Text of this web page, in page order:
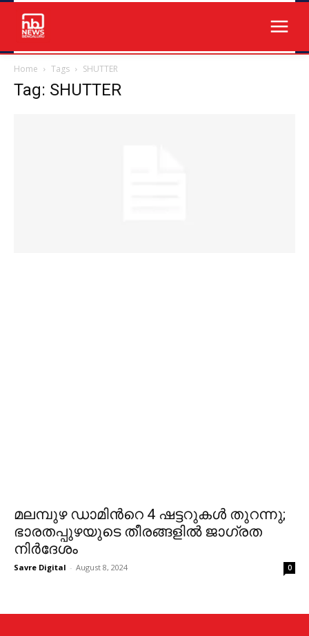
Home Tags SHUTTER
Tag: SHUTTER
മലമ്പുഴ ഡാമിന്‍റെ 4 ഷട്ടറുകള്‍ തുറന്നു;
ഭാരതപ്പുഴയുടെ തീരങ്ങളില്‍ ജാഗ്രത
നിര്‍ദേശം
Savre Digital - August 8, 2024 0